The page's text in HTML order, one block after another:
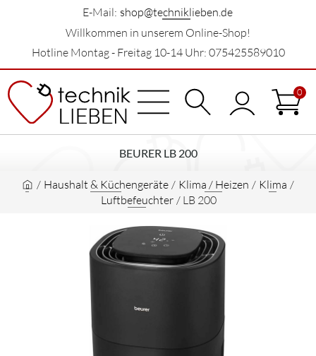
E-Mail: shop@techniklieben.de
Willkommen in unserem Online-Shop!
Hotline Montag - Freitag 10-14 Uhr: 075425589010
0
BEURER LB 200
/ Haushalt & Küchengeräte / Klima / Heizen / Klima /
Luftbefeuchter / LB 200